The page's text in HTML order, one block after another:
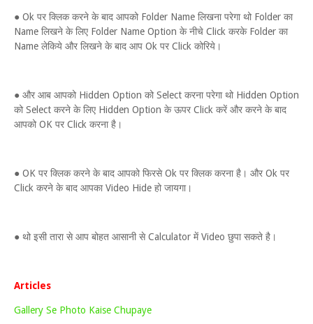
● Ok पर क्लिक करने के बाद आपको Folder Name लिखना परेगा थो Folder का
Name लिखने के लिए Folder Name Option के नीचे Click करके Folder का
Name लेकिये और लिखने के बाद आप Ok पर Click कोरिये।
● और आब आपको Hidden Option को Select करना परेगा थो Hidden Option
को Select करने के लिए Hidden Option के ऊपर Click करें और करने के बाद
आपको OK पर Click करना है।
● OK पर क्लिक करने के बाद आपको फिरसे Ok पर क्लिक करना है। और Ok पर
Click करने के बाद आपका Video Hide हो जायगा।
● थो इसी तारा से आप बोहत आसानी से Calculator में Video छुपा सकते है।
Articles
Gallery Se Photo Kaise Chupaye